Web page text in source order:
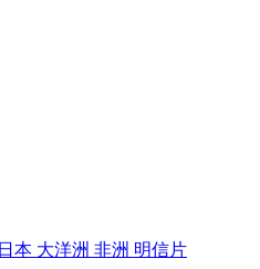
日本 大洋洲 非洲 明信片